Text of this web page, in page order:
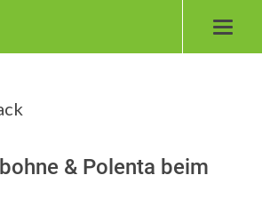
& Polenta beim